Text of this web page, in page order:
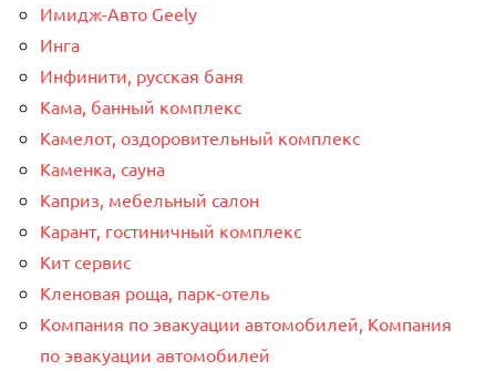
Имидж-Авто Geely
Инга
Инфинити, русская баня
Кама, банный комплекс
Камелот, оздоровительный комплекс
Каменка, сауна
Каприз, мебельный салон
Карант, гостиничный комплекс
Кит сервис
Кленовая роща, парк-отель
Компания по эвакуации автомобилей, Компания
по эвакуации автомобилей